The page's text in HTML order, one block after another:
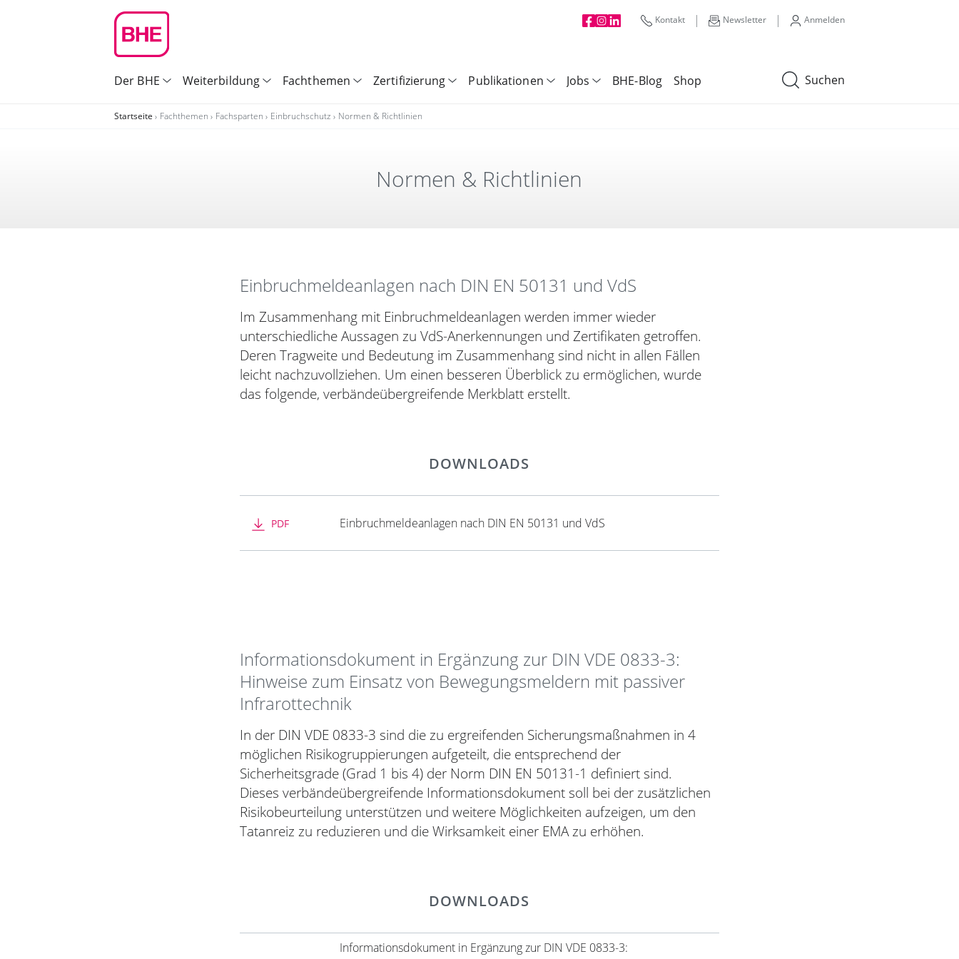
Suchen
Der BHE Weiterbildung Fachthemen Zertifizierung Publikationen Jobs BHE-Blog Shop
Kontakt | Newsletter | Anmelden
Startseite Fachthemen Fachsparten Einbruchschutz Normen & Richtlinien
Normen & Richt­li­nien
Einbruchmeldeanlagen nach DIN EN 50131 und VdS
Im Zusammenhang mit Einbruchmeldeanlagen werden immer wieder
unterschiedliche Aussagen zu VdS-Anerkennungen und Zertifikaten getroffen.
Deren Tragweite und Bedeutung im Zusammenhang sind nicht in allen Fällen
leicht nachzuvollziehen. Um einen besseren Überblick zu ermöglichen, wurde
das folgende, verbändeübergreifende Merkblatt erstellt.
DOWNLOADS
PDF Einbruchmeldeanlagen nach DIN EN 50131 und VdS
Informationsdokument in Ergänzung zur DIN VDE 0833-3:
Hinweise zum Einsatz von Bewegungsmeldern mit passiver
Infrarottechnik
In der DIN VDE 0833-3 sind die zu ergreifenden Sicherungsmaßnahmen in 4
möglichen Risikogruppierungen aufgeteilt, die entsprechend der
Sicherheitsgrade (Grad 1 bis 4) der Norm DIN EN 50131-1 definiert sind.
Dieses verbändeübergreifende Informationsdokument soll bei der zusätzlichen
Risikobeurteilung unterstützen und weitere Möglichkeiten aufzeigen, um den
Tatanreiz zu reduzieren und die Wirksamkeit einer EMA zu erhöhen.
DOWNLOADS
Informationsdokument in Ergänzung zur DIN VDE 0833-3: